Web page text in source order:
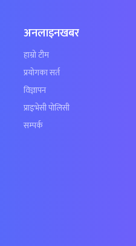
अनलाइनखबर
हाम्रो टीम
प्रयोगका सर्त
विज्ञापन
प्राइभेसी पोलिसी
सम्पर्क